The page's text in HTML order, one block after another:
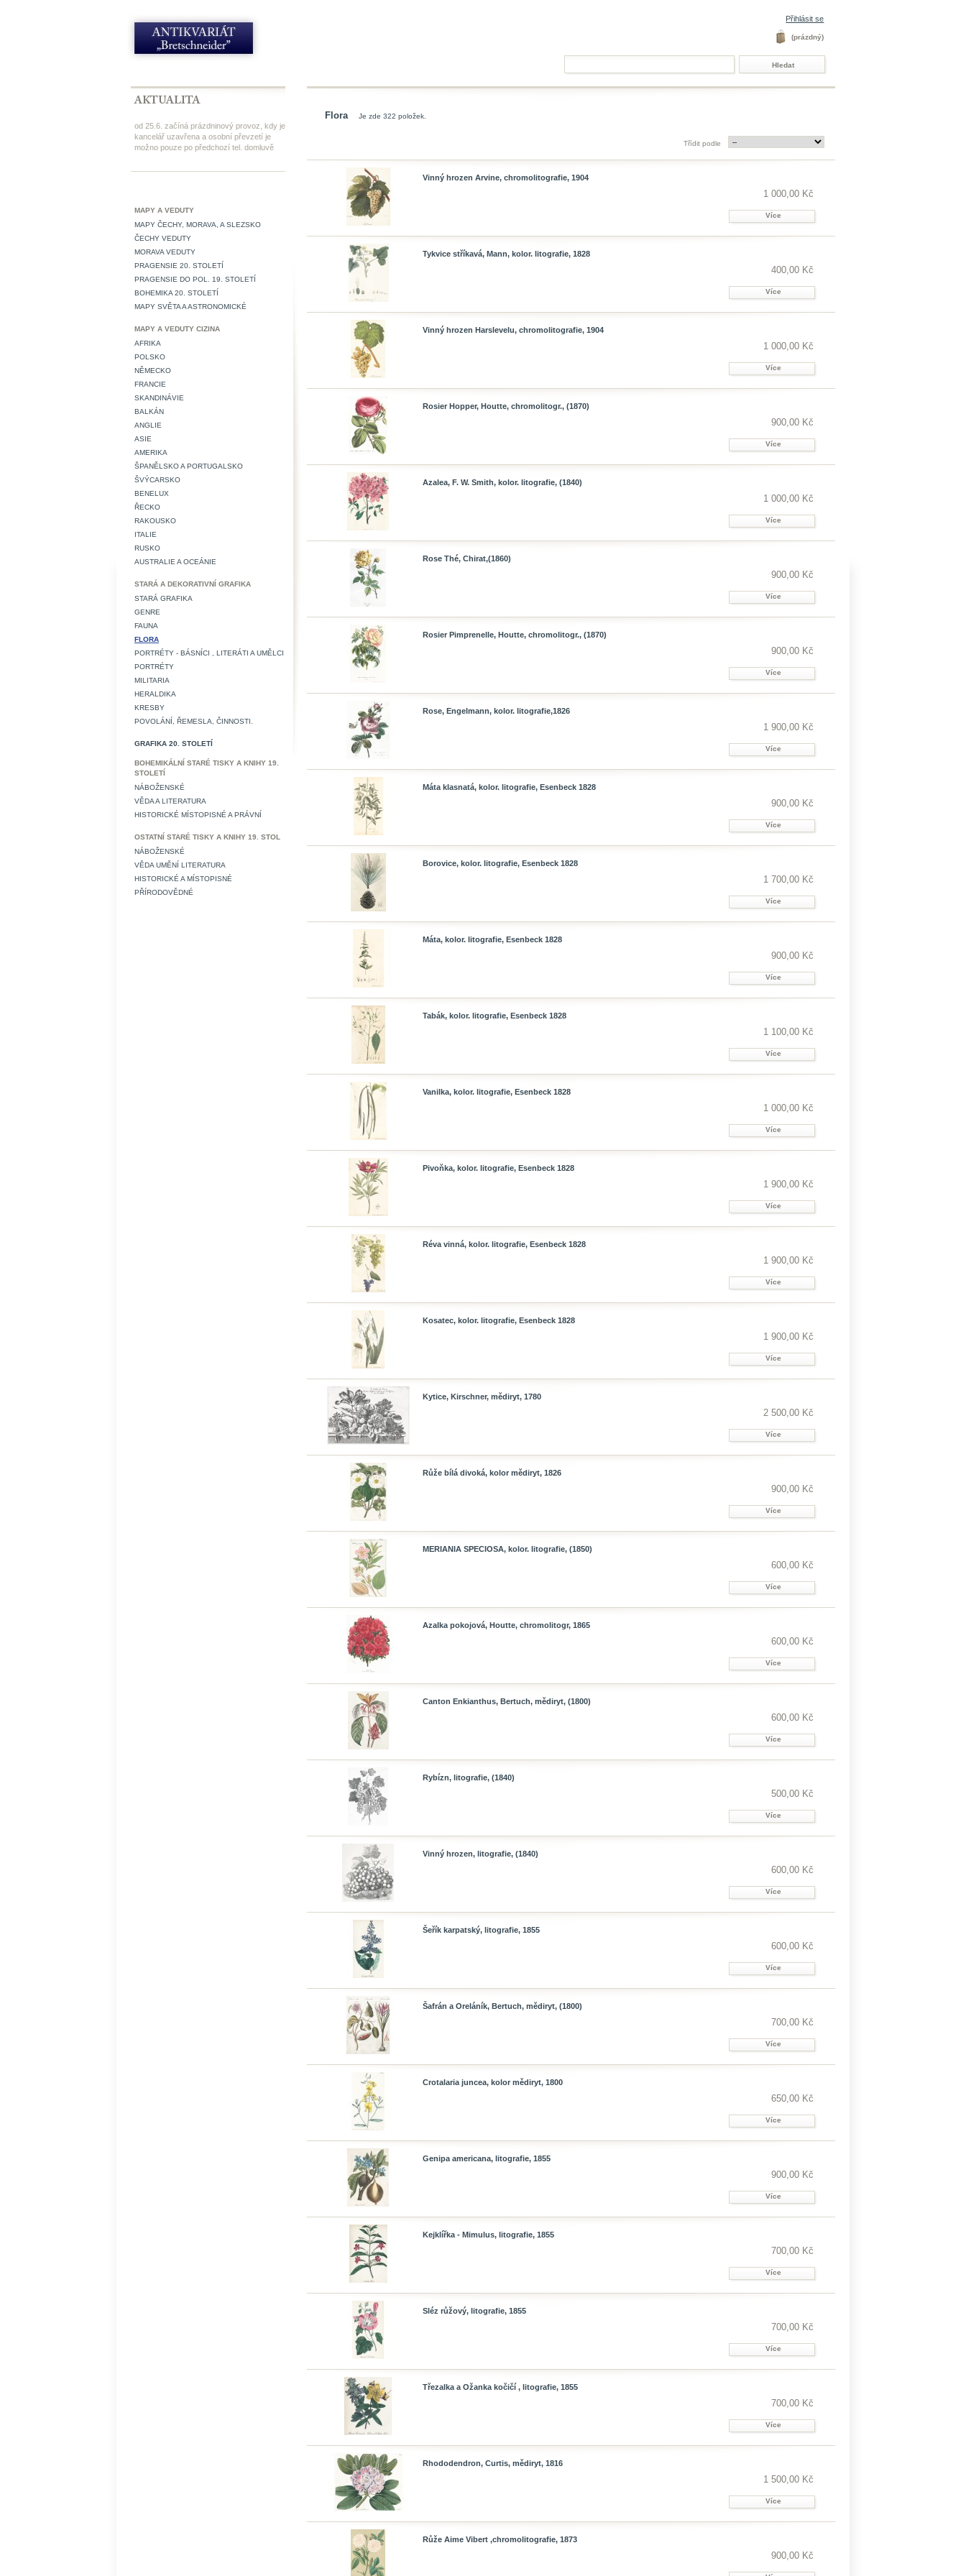
Přihlásit se
(prázdný)
od 25.6. začíná prázdninový provoz, kdy je
kancelář uzavřena a osobní převzetí je
možno pouze po předchozí tel. domluvě
MAPY A VEDUTY
MAPY ČECHY, MORAVA, A SLEZSKO
ČECHY VEDUTY
MORAVA VEDUTY
PRAGENSIE 20. STOLETÍ
PRAGENSIE DO POL. 19. STOLETÍ
BOHEMIKA 20. STOLETÍ
MAPY SVĚTA A ASTRONOMICKÉ
MAPY A VEDUTY CIZINA
AFRIKA
POLSKO
NĚMECKO
FRANCIE
SKANDINÁVIE
BALKÁN
ANGLIE
ASIE
AMERIKA
ŠPANĚLSKO A PORTUGALSKO
ŠVÝCARSKO
BENELUX
ŘECKO
RAKOUSKO
ITALIE
RUSKO
AUSTRALIE A OCEÁNIE
STARÁ A DEKORATIVNÍ GRAFIKA
STARÁ GRAFIKA
GENRE
FAUNA
FLORA
PORTRÉTY - BÁSNÍCI , LITERÁTI A UMĚLCI
PORTRÉTY
MILITARIA
HERALDIKA
KRESBY
POVOLÁNÍ, ŘEMESLA, ČINNOSTI.
GRAFIKA 20. STOLETÍ
BOHEMIKÁLNÍ STARÉ TISKY A KNIHY 19.
STOLETÍ
NÁBOŽENSKÉ
VĚDA A LITERATURA
HISTORICKÉ MÍSTOPISNÉ A PRÁVNÍ
OSTATNÍ STARÉ TISKY A KNIHY 19. STOL
NÁBOŽENSKÉ
VĚDA UMĚNÍ LITERATURA
HISTORICKÉ A MÍSTOPISNÉ
PŘÍRODOVĚDNÉ
Flora Je zde 322 položek.
Třídit podle
Vinný hrozen Arvine, chromolitografie, 1904
1 000,00 Kč
Více
Tykvice stříkavá, Mann, kolor. litografie, 1828
400,00 Kč
Více
Vinný hrozen Harslevelu, chromolitografie, 1904
1 000,00 Kč
Více
Rosier Hopper, Houtte, chromolitogr., (1870)
900,00 Kč
Více
Azalea, F. W. Smith, kolor. litografie, (1840)
1 000,00 Kč
Více
Rose Thé, Chirat,(1860)
900,00 Kč
Více
Rosier Pimprenelle, Houtte, chromolitogr., (1870)
900,00 Kč
Více
Rose, Engelmann, kolor. litografie,1826
1 900,00 Kč
Více
Máta klasnatá, kolor. litografie, Esenbeck 1828
900,00 Kč
Více
Borovice, kolor. litografie, Esenbeck 1828
1 700,00 Kč
Více
Máta, kolor. litografie, Esenbeck 1828
900,00 Kč
Více
Tabák, kolor. litografie, Esenbeck 1828
1 100,00 Kč
Více
Vanilka, kolor. litografie, Esenbeck 1828
1 000,00 Kč
Více
Pivoňka, kolor. litografie, Esenbeck 1828
1 900,00 Kč
Více
Réva vinná, kolor. litografie, Esenbeck 1828
1 900,00 Kč
Více
Kosatec, kolor. litografie, Esenbeck 1828
1 900,00 Kč
Více
Kytice, Kirschner, mědiryt, 1780
2 500,00 Kč
Více
Růže bílá divoká, kolor mědiryt, 1826
900,00 Kč
Více
MERIANIA SPECIOSA, kolor. litografie, (1850)
600,00 Kč
Více
Azalka pokojová, Houtte, chromolitogr, 1865
600,00 Kč
Více
Canton Enkianthus, Bertuch, mědiryt, (1800)
600,00 Kč
Více
Rybízn, litografie, (1840)
500,00 Kč
Více
Vinný hrozen, litografie, (1840)
600,00 Kč
Více
Šeřík karpatský, litografie, 1855
600,00 Kč
Více
Šafrán a Oreláník, Bertuch, mědiryt, (1800)
700,00 Kč
Více
Crotalaria juncea, kolor mědiryt, 1800
650,00 Kč
Více
Genipa americana, litografie, 1855
900,00 Kč
Více
Kejklířka - Mimulus, litografie, 1855
700,00 Kč
Více
Sléz růžový, litografie, 1855
700,00 Kč
Více
Třezalka a Ožanka kočičí , litografie, 1855
700,00 Kč
Více
Rhododendron, Curtis, mědiryt, 1816
1 500,00 Kč
Více
Růže Aime Vibert ,chromolitografie, 1873
900,00 Kč